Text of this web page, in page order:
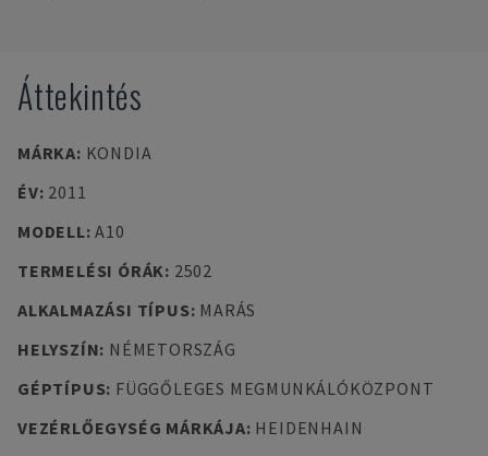
Áttekintés
MÁRKA: KONDIA
ÉV: 2011
MODELL:A10
TERMELÉSI ÓRÁK: 2502
ALKALMAZÁSI TÍPUS: MARÁS
HELYSZÍN: NÉMETORSZÁG
GÉPTÍPUS: FÜGGŐLEGES MEGMUNKÁLÓKÖZPONT
VEZÉRLŐEGYSÉG MÁRKÁJA: HEIDENHAIN